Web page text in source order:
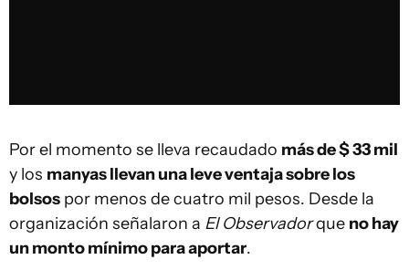
Por el momento se lleva recaudado más de $ 33 mil
y los manyas llevan una leve ventaja sobre los
bolsos por menos de cuatro mil pesos. Desde la
organización señalaron a El Observadorque no hay
un monto mínimo para aportar.